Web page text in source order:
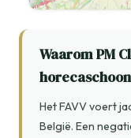
Waarom PM
Het FAVV voert
België. Een